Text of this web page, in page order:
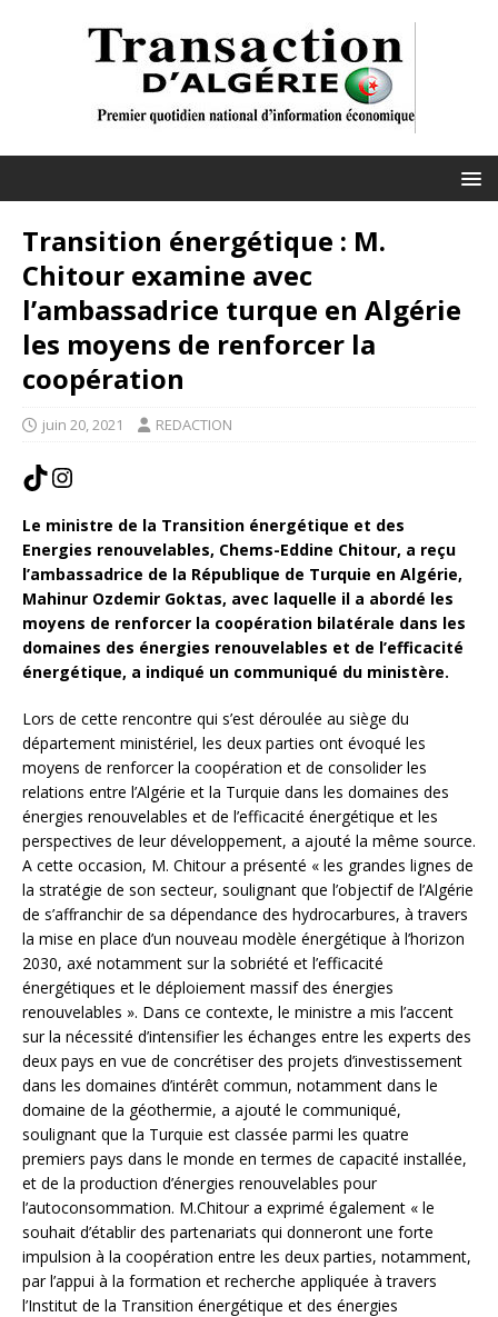
Transition énergétique : M.
Chitour examine avec
l’ambassadrice turque en Algérie
les moyens de renforcer la
coopération
juin 20, 2021 REDACTION
Le ministre de la Transition énergétique et des
Energies renouvelables, Chems-Eddine Chitour, a reçu
l’ambassadrice de la République de Turquie en Algérie,
Mahinur Ozdemir Goktas, avec laquelle il a abordé les
moyens de renforcer la coopération bilatérale dans les
domaines des énergies renouvelables et de l’efficacité
énergétique, a indiqué un communiqué du ministère.
Lors de cette rencontre qui s’est déroulée au siège du
département ministériel, les deux parties ont évoqué les
moyens de renforcer la coopération et de consolider les
relations entre l’Algérie et la Turquie dans les domaines des
énergies renouvelables et de l’efficacité énergétique et les
perspectives de leur développement, a ajouté la même source.
A cette occasion, M. Chitour a présenté « les grandes lignes de
la stratégie de son secteur, soulignant que l’objectif de l’Algérie
de s’affranchir de sa dépendance des hydrocarbures, à travers
la mise en place d’un nouveau modèle énergétique à l’horizon
2030, axé notamment sur la sobriété et l’efficacité
énergétiques et le déploiement massif des énergies
renouvelables ». Dans ce contexte, le ministre a mis l’accent
sur la nécessité d’intensifier les échanges entre les experts des
deux pays en vue de concrétiser des projets d’investissement
dans les domaines d’intérêt commun, notamment dans le
domaine de la géothermie, a ajouté le communiqué,
soulignant que la Turquie est classée parmi les quatre
premiers pays dans le monde en termes de capacité installée,
et de la production d’énergies renouvelables pour
l’autoconsommation. M.Chitour a exprimé également « le
souhait d’établir des partenariats qui donneront une forte
impulsion à la coopération entre les deux parties, notamment,
par l’appui à la formation et recherche appliquée à travers
l’Institut de la Transition énergétique et des énergies